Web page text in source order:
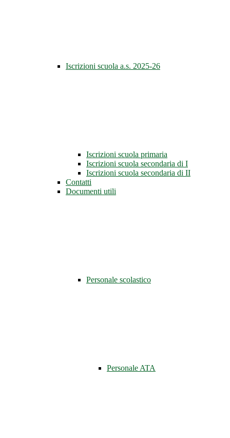
Iscrizioni scuola a.s. 2025-26
Iscrizioni scuola primaria
Iscrizioni scuola secondaria di I
Iscrizioni scuola secondaria di II
Contatti
Documenti utili
Personale scolastico
Personale ATA